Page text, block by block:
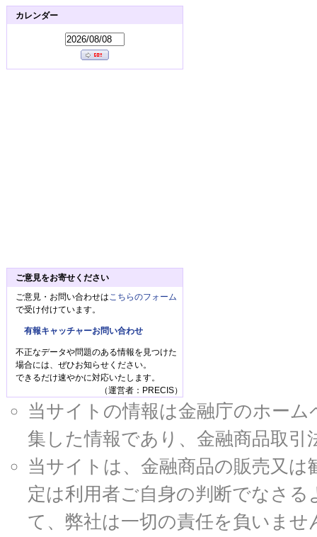
カレンダー
ご意見をお寄せください
ご意見・お問い合わせは こちらのフォーム
で受け付けています。
有報キャッチャーお問い合わせ
不正なデータや問題のある情報を見つけた
場合には、ぜひお知らせください。
できるだけ速やかに対応いたします。
（運営者：PRECIS）
当サイトの情報は金融庁のホー
集した情報であり、金融商品取
当サイトは、金融商品の販売又
定は利用者ご自身の判断でなさ
て、弊社は一切の責任を負いませ